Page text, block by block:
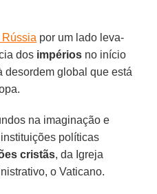
por um lado leva-
dos impérios no início
desordem global que está
na imaginação e
políticas
cristãs, da Igreja
o Vaticano.